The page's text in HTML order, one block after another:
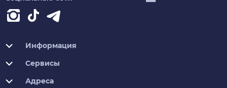
Информация
Сервисы
Адреса